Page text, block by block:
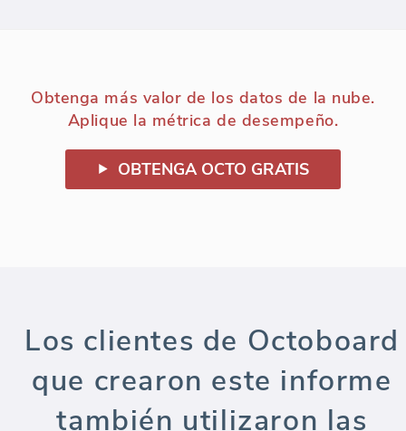
Obtenga más valor de los datos de la nube.
Aplique la métrica de desempeño.
OBTENGA OCTO GRATIS
Los clientes de Octoboard
que crearon este informe
también utilizaron las